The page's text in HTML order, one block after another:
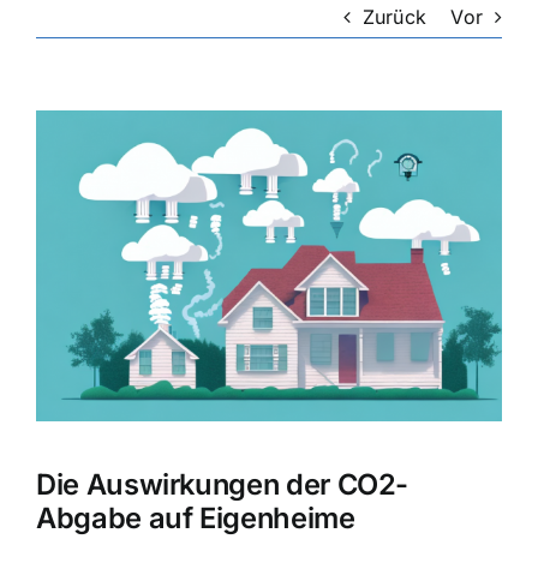
Zurück Vor
grösseres
Die Auswirkungen der CO2-
Abgabe auf Eigenheime